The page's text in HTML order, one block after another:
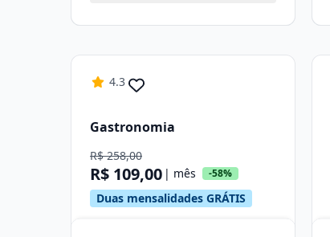
4.3
Gastronomia
R$ 258,00
R$ 109,00 | mês -58%
Duas mensalidades GRÁTIS